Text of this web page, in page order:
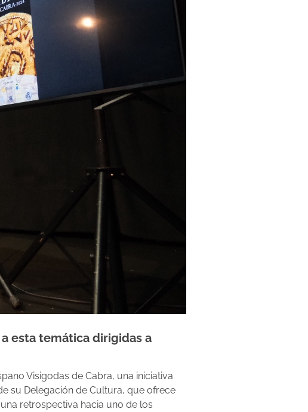
esta temática dirigidas a
Visigodas de Cabra, una iniciativa
su Delegación de Cultura, que ofrece
retrospectiva hacia uno de los